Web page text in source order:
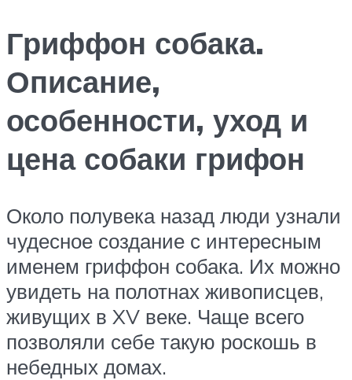
Гриффон собака.
Описание,
особенности, уход и
цена собаки грифон
Около полувека назад люди узнали
чудесное создание с интересным
именем гриффон собака. Их можно
увидеть на полотнах живописцев,
живущих в XV веке. Чаще всего
позволяли себе такую роскошь в
небедных домах.